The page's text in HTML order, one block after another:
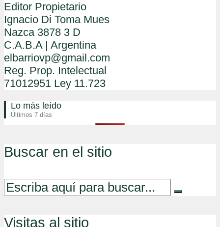
Editor Propietario
Ignacio Di Toma Mues
Nazca 3878 3 D
C.A.B.A | Argentina
elbarriovp@gmail.com
Reg. Prop. Intelectual
71012951 Ley 11.723
Lo más leído
Últimos 7 días
Buscar en el sitio
Visitas al sitio